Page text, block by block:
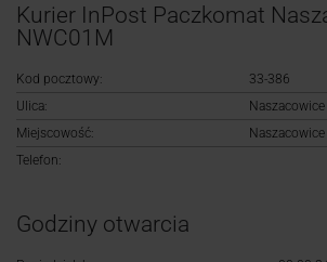
Rejestracja
Kurier InPost Paczkomat
NWC01M
Kod pocztowy:
33-386
Ulica:
Miejscowość:
Naszacowice
Telefon:
Godziny otwarcia